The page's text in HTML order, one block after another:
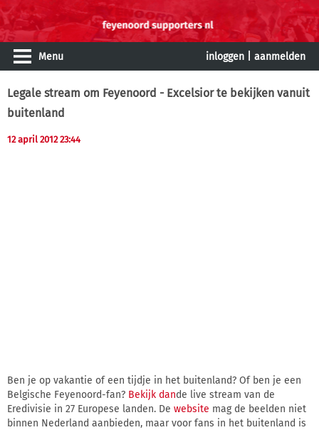
Menu inloggen aanmelden
Legale stream om Feyenoord - Excelsior te bekijken vanuit
buitenland
12 april 2012 23:44
Ben je op vakantie of een tijdje in het buitenland? Of ben je een
Belgische Feyenoord-fan? Bekijk dande live stream van de
Eredivisie in 27 Europese landen. De website mag de beelden niet
binnen Nederland aanbieden, maar voor fans in het buitenland is